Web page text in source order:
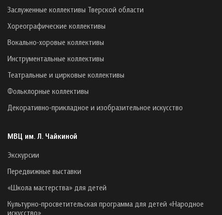
Заслуженные коллективы Тверской области
Хореографические коллективы
Вокально-хоровые коллективы
Инструментальные коллективы
Театральные и цирковые коллективы
Фольклорные коллективы
Декоративно-прикладное и изобразительное искусство
МВЦ им. Л. Чайкиной
Экскурсии
Передвижные выставки
«Школа мастерства» для детей
Культурно-просветительская программа для детей «Народное
искусство»